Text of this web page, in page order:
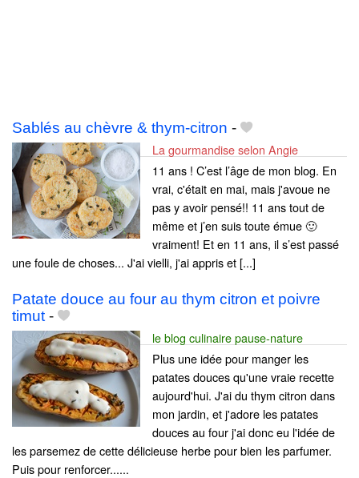
Sablés au chèvre & thym-citron -
La gourmandise selon Angie
11 ans ! C’est l’âge de mon blog. En
vrai, c'était en mai, mais j'avoue ne
pas y avoir pensé!! 11 ans tout de
même et j’en suis toute émue 🙂
vraiment! Et en 11 ans, il s’est passé
une foule de choses... J'ai vielli, j'ai appris et [...]
Patate douce au four au thym citron et poivre
timut -
le blog culinaire pause-nature
Plus une idée pour manger les
patates douces qu'une vraie recette
aujourd'hui. J'ai du thym citron dans
mon jardin, et j'adore les patates
douces au four j'ai donc eu l'idée de
les parsemez de cette délicieuse herbe pour bien les parfumer.
Puis pour renforcer......